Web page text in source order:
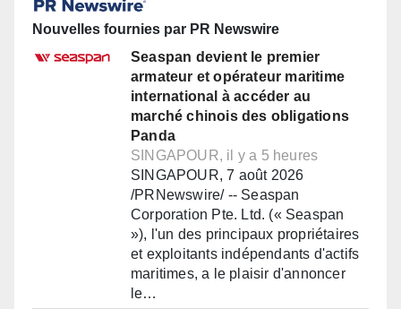
Nouvelles fournies par PR Newswire
Seaspan devient le premier
armateur et opérateur maritime
international à accéder au
marché chinois des obligations
Panda
SINGAPOUR, il y a 5 heures
SINGAPOUR, 7 août 2026
/PRNewswire/ -- Seaspan
Corporation Pte. Ltd. (« Seaspan
»), l'un des principaux propriétaires
et exploitants indépendants d'actifs
maritimes, a le plaisir d'annoncer
le…